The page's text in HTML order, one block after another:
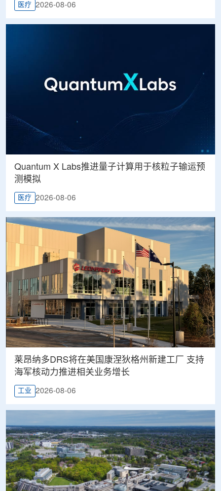
医疗 2026-08-06
Quantum X Labs推进量子计算用于核粒子输运预
测模拟
医疗 2026-08-06
莱昂纳多DRS将在美国康涅狄格州新建工厂 支持
海军核动力推进相关业务增长
工业 2026-08-06